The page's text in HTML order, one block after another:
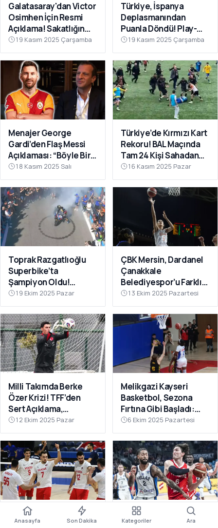
Galatasaray'dan Victor
Osimhen İçin Resmi
Açıklama! Sakatlığın
Son Durumu Belli Oldu
19 Kasım 2025 Çarşamba
Türkiye, İspanya
Deplasmanından
Puanla Döndü! Play-
Off Öncesi Moral: 2-2
19 Kasım 2025 Çarşamba
Menajer George
Gardi’den Flaş Messi
Açıklaması: “Böyle Bir
Fırsat Olursa,
Galatasaray İçin
Faydalı Olabilir”
18 Kasım 2025 Salı
Türkiye’de Kırmızı Kart
Rekoru! BAL Maçında
Tam 24 Kişi Sahadan
Atıldı
16 Kasım 2025 Pazar
Toprak Razgatlıoğlu
Superbike’ta
Şampiyon Oldu!
Rakibinin Skandal
Hamlesi Tepki Çekti
19 Ekim 2025 Pazar
ÇBK Mersin, Dardanel
Çanakkale
Belediyespor’u Farklı
Geçti: 112-78
13 Ekim 2025 Pazartesi
Milli Takımda Berke
Özer Krizi! TFF’den
Sert Açıklama,
Kaleciden Yanıt
Gecikmedi
12 Ekim 2025 Pazar
Melikgazi Kayseri
Basketbol, Sezona
Fırtına Gibi Başladı:
Dardanel Çanakkale’yi
Farklı Geçti
6 Ekim 2025 Pazartesi
Filenin Efeleri Dünya
Şampiyonası’nda 2’de
12 Dev Adam Fırtına
Gibi: Yunanistan’ı Ezip
Anasayfa Son Dakika Kategoriler Ara